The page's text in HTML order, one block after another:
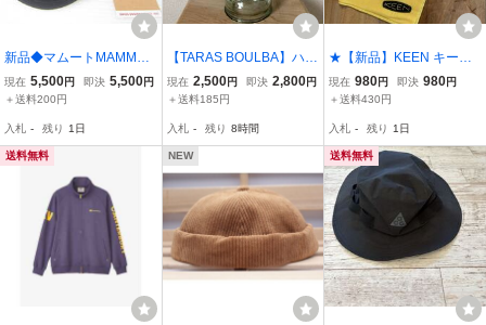
新品◆マムートMAMMUT
マウンテン キャップ 帽子
Lhasa Cap ラサ L XLサイ
登山 キャンプ ゴルフ ト
レッキング
現在 5,500円 即決 5,500円
＋送料200円
入札 - 残り 1日
【TARAS BOULBA】ハッ
ト L相当 鴨テープ 普段着
アウトドア 狩猟 野営 野
ルバ 帽子 古着 アシック
ス
現在 2,500円 即決 2,800円
＋送料185円
入札 - 残り 8時間
★【新品】KEEN キーン
ノベルティ手拭い バンダ
ナ パタゴニア ノースフ
現在 980円 即決 980円
＋送料430円
入札 - 残り 1日
送料無料 NEW 送料無料